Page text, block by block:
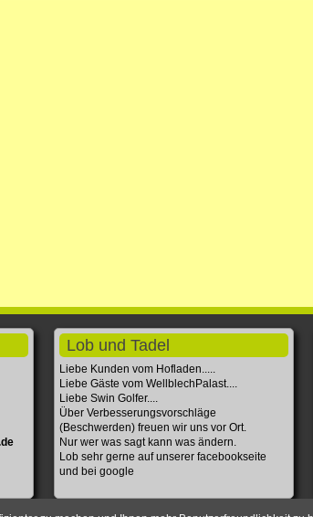
Lob und Tadel
Liebe Kunden vom Hofladen.....
Liebe Gäste vom WellblechPalast....
Liebe Swin Golfer....
Über Verbesserungsvorschläge
(Beschwerden) freuen wir uns vor Ort.
Nur wer was sagt kann was ändern.
Lob sehr gerne auf unserer facebookseite
und bei google